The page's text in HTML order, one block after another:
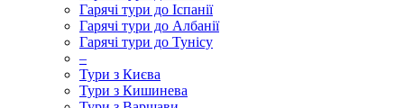
Гарячі тури до Іспанії
Гарячі тури до Албанії
Гарячі тури до Тунісу
–
Тури з Києва
Тури з Кишинева